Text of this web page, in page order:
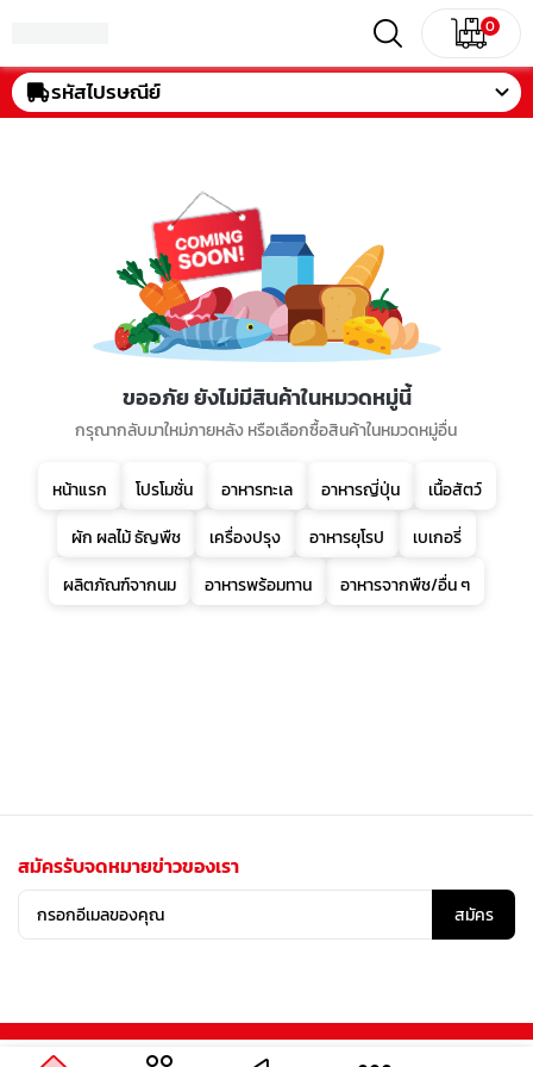
0
รหัสไปรษณีย์
ขออภัย ยังไม่มีสินค้าในหมวดหมู่นี้
กรุณากลับมาใหม่ภายหลัง หรือเลือกซื้อสินค้าในหมวดหมู่อื่น
หน้าแรก โปรโมชั่น อาหารทะเล อาหารญี่ปุ่น
เนื้อสัตว์
ผัก ผลไม้ ธัญพืช
เครื่องปรุง อาหารยุโรป
เบเกอรี่
ผลิตภัณฑ์จากนม
อาหารพร้อมทาน อาหารจากพืช/อื่น ๆ
สมัครรับจดหมายข่าวของเรา
สมัคร